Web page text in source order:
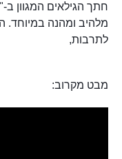
מלהיב ומהנה במיוחד.
לתרבות,
מבט מקרוב: